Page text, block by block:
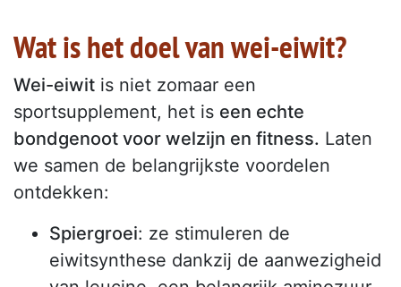
Wat is het doel van wei-eiwit?
Wei-eiwit is niet zomaar een
sportsupplement, het is een echte
bondgenoot voor welzijn en fitness. Laten
we samen de belangrijkste voordelen
ontdekken:
Spiergroei: ze stimuleren de
eiwitsynthese dankzij de aanwezigheid